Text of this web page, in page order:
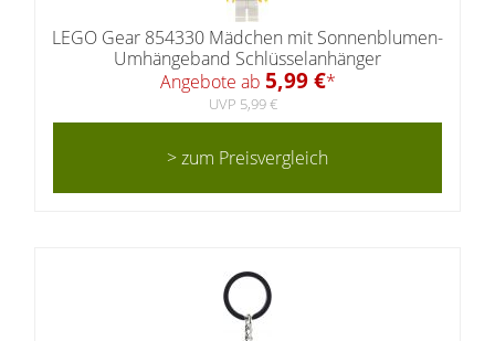
LEGO Gear 854330 Mädchen mit Sonnenblumen-
Umhängeband Schlüsselanhänger
Angebote ab 5,99 €*
UVP 5,99 €
> zum Preisvergleich